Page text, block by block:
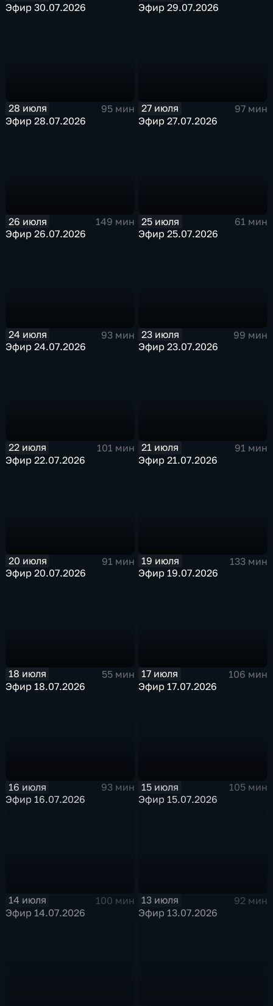
Эфир 30.07.2026
Эфир 29.07.2026
28 июля
95 мин
Эфир 28.07.2026
27 июля
97 мин
Эфир 27.07.2026
26 июля
149 мин
Эфир 26.07.2026
25 июля
61 мин
Эфир 25.07.2026
24 июля
93 мин
Эфир 24.07.2026
23 июля
99 мин
Эфир 23.07.2026
22 июля
101 мин
Эфир 22.07.2026
21 июля
91 мин
Эфир 21.07.2026
20 июля
91 мин
Эфир 20.07.2026
19 июля
133 мин
Эфир 19.07.2026
18 июля
55 мин
Эфир 18.07.2026
17 июля
106 мин
Эфир 17.07.2026
16 июля
93 мин
Эфир 16.07.2026
15 июля
105 мин
Эфир 15.07.2026
14 июля
100 мин
Эфир 14.07.2026
13 июля
92 мин
Эфир 13.07.2026